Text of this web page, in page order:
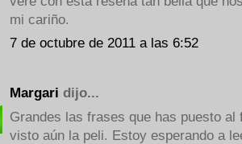
mi cariño.
7 de octubre de 2011 a las 6:52
Margari dijo...
Grandes las frases que has puesto al
visto aún la peli. Estoy esperando a